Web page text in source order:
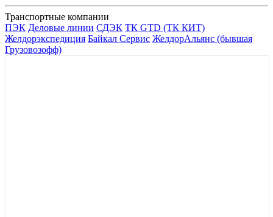
Транспортные компании
ПЭК Деловые линии СДЭК ТК GTD (ТК КИТ)
Желдорэкспедиция Байкал Сервис ЖелдорАльянс (бывшая
Грузовозофф)